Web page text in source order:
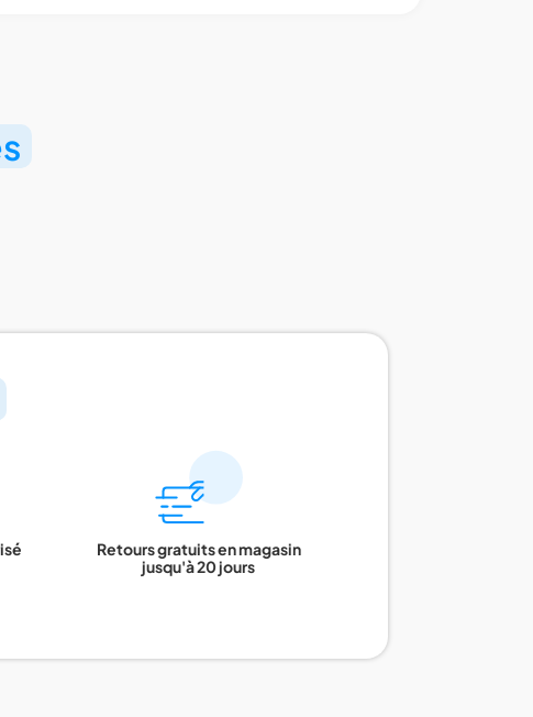
Retours gratuits en magasin
jusqu'à 20 jours